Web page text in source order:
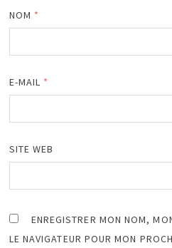
NOM *
E-MAIL *
SITE WEB
ENREGISTRER MON NOM,
LE NAVIGATEUR POUR MON